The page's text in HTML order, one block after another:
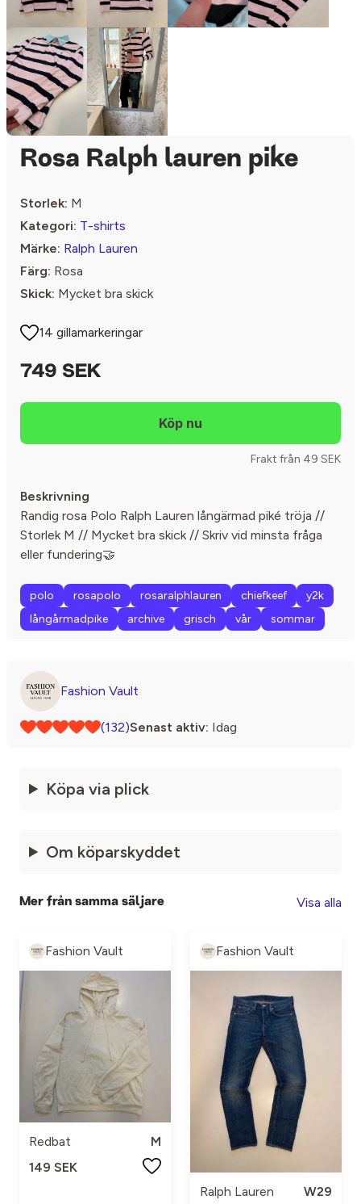
Rosa Ralph lauren pike
Storlek: M
Kategori: T-shirts
Märke: Ralph Lauren
Färg: Rosa
Skick: Mycket bra skick
14 gillamarkeringar
749 SEK
Frakt från 49 SEK
Beskrivning
Randig rosa Polo Ralph Lauren långärmad piké tröja //
Storlek M // Mycket bra skick // Skriv vid minsta fråga
eller fundering🤝
polo rosapolo rosaralphlauren chiefkeef
y2k
långårmadpike
archive grisch vår sommar
Fashion Vault
(132)Senast aktiv: Idag
Köpa via plick
Om köparskyddet
Mer från samma säljare Visa alla
Fashion Vault
Redbat
M
149 SEK
Fashion Vault
Ralph Lauren W29